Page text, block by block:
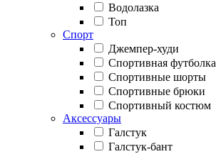
Водолазка
Топ
Спорт
Джемпер-худи
Спортивная футболка
Спортивные шорты
Спортивные брюки
Спортивный костюм
Аксессуары
Галстук
Галстук-бант